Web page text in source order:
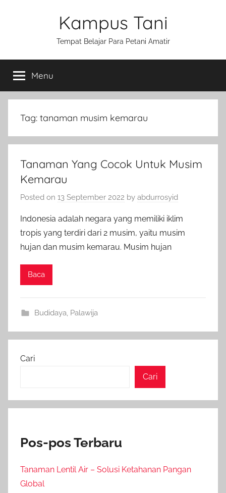
Kampus Tani
Tempat Belajar Para Petani Amatir
Menu
Tag: tanaman musim kemarau
Tanaman Yang Cocok Untuk Musim
Kemarau
Posted on 13 September 2022 by abdurrosyid
Indonesia adalah negara yang memiliki iklim
tropis yang terdiri dari 2 musim, yaitu musim
hujan dan musim kemarau. Musim hujan
Baca
Budidaya Palawija
Cari
Cari
Pos-pos Terbaru
Tanaman Lentil Air – Solusi Ketahanan Pangan
Global